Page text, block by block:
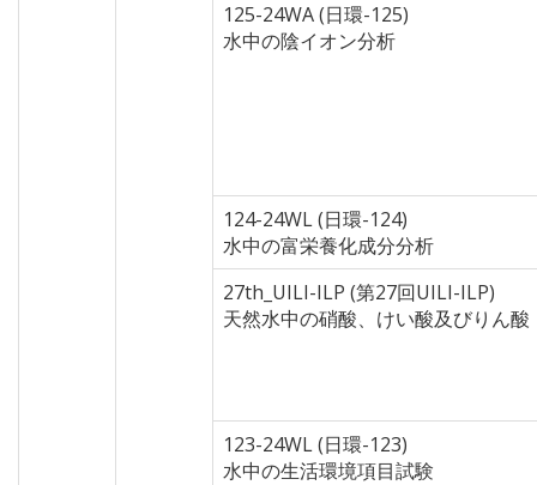
125-24WA (日環-125)
水中の陰イオン分析
124-24WL (日環-124)
水中の富栄養化成分分析
27th_UILI-ILP (第27回UILI-ILP)
天然水中の硝酸、けい酸及びりん酸
123-24WL (日環-123)
水中の生活環境項目試験